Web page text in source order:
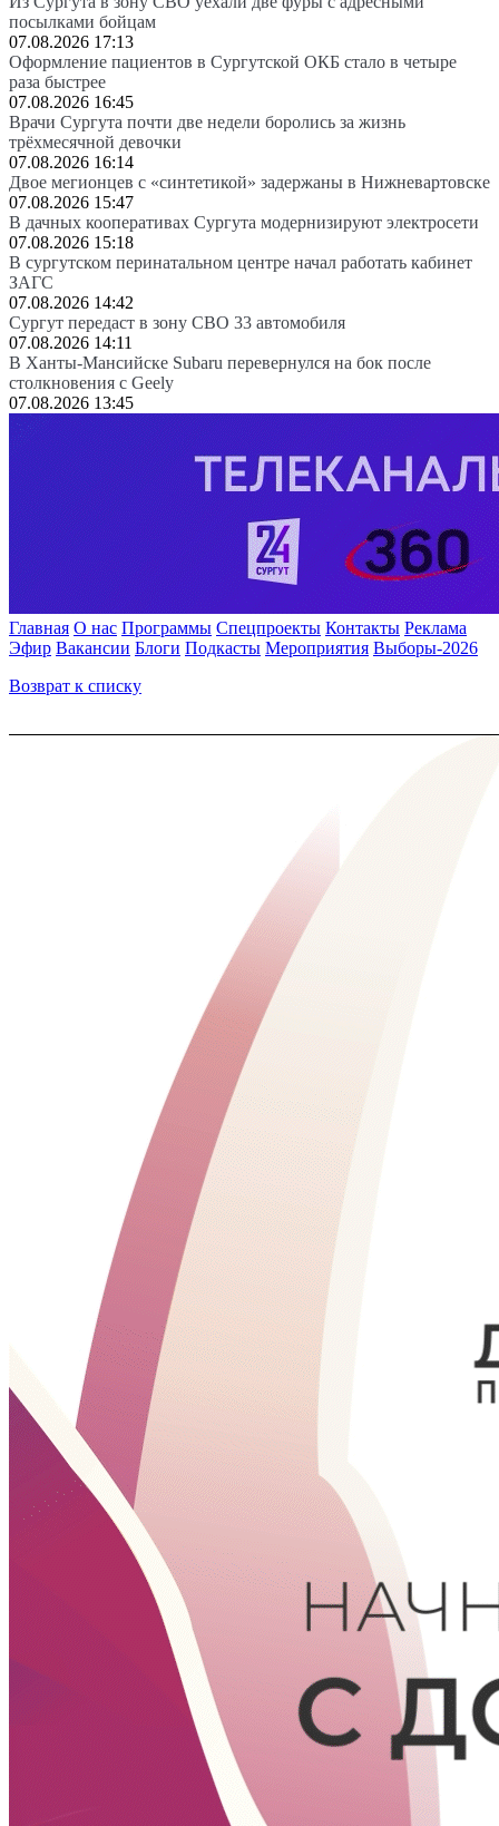
посылками бойцам
07.08.2026 17:13
Оформление пациентов в Сургутской ОКБ стало в четыре
раза быстрее
07.08.2026 16:45
Врачи Сургута почти две недели боролись за жизнь
трёхмесячной девочки
07.08.2026 16:14
Двое мегионцев с «синтетикой» задержаны в Нижневартовске
07.08.2026 15:47
В дачных кооперативах Сургута модернизируют электросети
07.08.2026 15:18
В сургутском перинатальном центре начал работать кабинет
ЗАГС
07.08.2026 14:42
Сургут передаст в зону СВО 33 автомобиля
07.08.2026 14:11
В Ханты-Мансийске Subaru перевернулся на бок после
столкновения с Geely
07.08.2026 13:45
Главная О нас Программы Спецпроекты Контакты Реклама
Эфир Вакансии Блоги Подкасты Мероприятия Выборы-2026
Возврат к списку